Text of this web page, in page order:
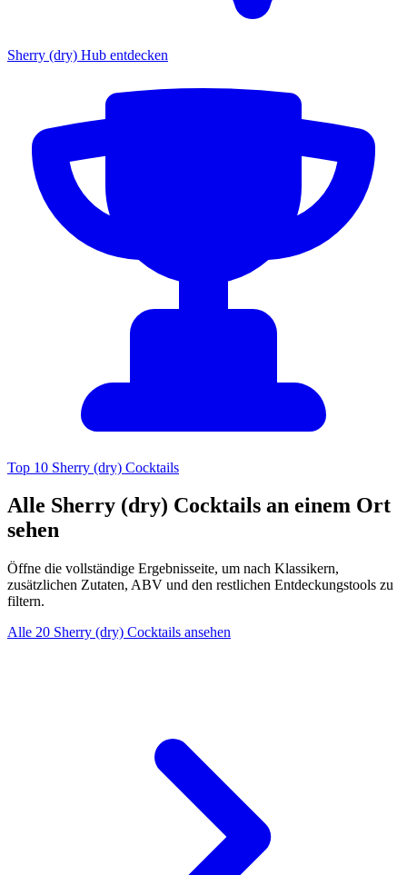
Sherry (dry) Hub entdecken
Top 10 Sherry (dry) Cocktails
Alle Sherry (dry) Cocktails an einem Ort
sehen
Öffne die vollständige Ergebnisseite, um nach Klassikern,
zusätzlichen Zutaten, ABV und den restlichen Entdeckungstools zu
filtern.
Alle 20 Sherry (dry) Cocktails ansehen